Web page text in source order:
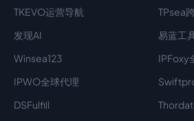
TKEVO运营导航
TPsea
发现AI
易蓝工
Winsea123
IPFoxy
IPWO全球代理
DSFulfill